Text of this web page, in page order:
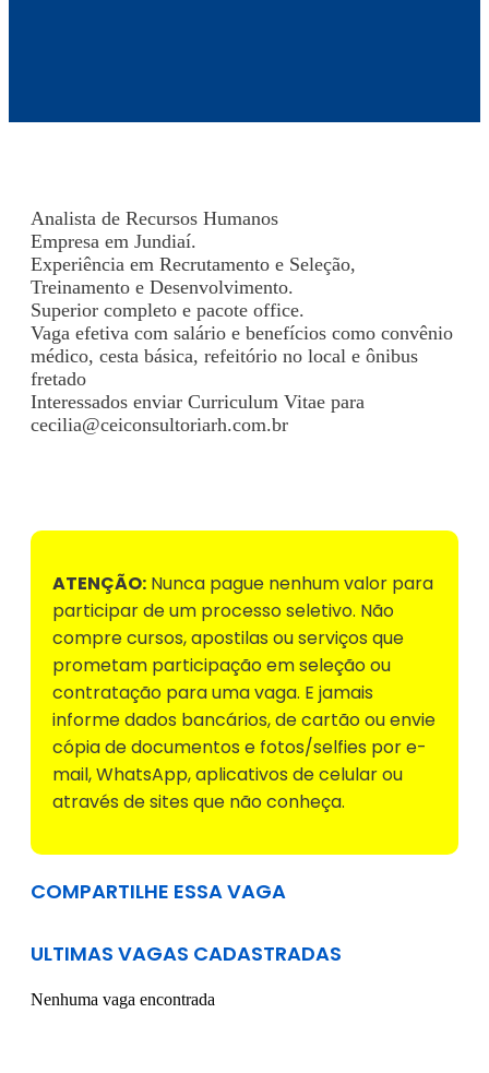
Analista de Recursos Humanos
Empresa em Jundiaí.
Experiência em Recrutamento e Seleção,
Treinamento e Desenvolvimento.
Superior completo e pacote office.
Vaga efetiva com salário e benefícios como convênio
médico, cesta básica, refeitório no local e ônibus
fretado
Interessados enviar Curriculum Vitae para
cecilia@ceiconsultoriarh.com.br
ATENÇÃO: Nunca pague nenhum valor para
participar de um processo seletivo. Não
compre cursos, apostilas ou serviços que
prometam participação em seleção ou
contratação para uma vaga. E jamais
informe dados bancários, de cartão ou envie
cópia de documentos e fotos/selfies por e-
mail, WhatsApp, aplicativos de celular ou
através de sites que não conheça.
COMPARTILHE ESSA VAGA
ULTIMAS VAGAS CADASTRADAS
Nenhuma vaga encontrada